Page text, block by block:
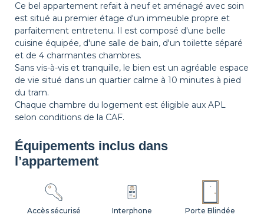
Table de chevet Lampe de chevet
Ce bel appartement refait à neuf et aménagé avec soin
est situé au premier étage d'un immeuble propre et
parfaitement entretenu. Il est composé d'une belle
cuisine équipée, d'une salle de bain, d'un toilette séparé
et de 4 charmantes chambres.
Sans vis-à-vis et tranquille, le bien est un agréable espace
de vie situé dans un quartier calme à 10 minutes à pied
du tram.
Chaque chambre du logement est éligible aux APL
selon conditions de la CAF.
Équipements inclus dans
l’appartement
Accès sécurisé Interphone Porte Blindée